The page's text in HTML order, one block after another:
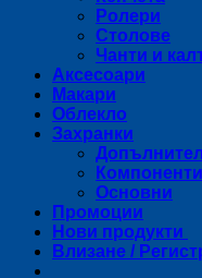
Ролери
Столове
Чанти и
Аксесоари
Макари
Облекло
Захранки
Компоненти
Основни
Промоции
Нови продукти
Влизане /